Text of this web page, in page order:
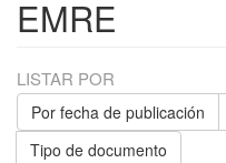
EMRE
LISTAR POR
Por fecha de publicación
Tipo de documento